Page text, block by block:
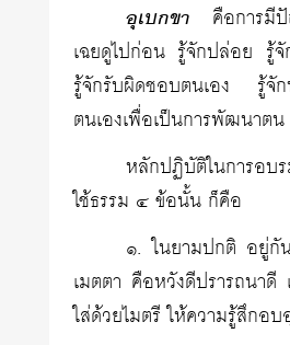
อุเบกขา คือการมี
เฉยดูไปก่อน รู้จักปล่อย รู้จั
รู้จักรับผิดชอบตนเอง รู้จั
ตนเองเพื่อเป็นการพัฒนาตน
หลักปฏิบัติในการอบร
ใช้ธรรม ๔ ข้อนั้น ก็คือ
๑. ในยามปกติ อยู่กั
เมตตา คือหวังดีปรารถนาดี
ใส่ด้วยไมตรี ให้ความรู้สึกอ